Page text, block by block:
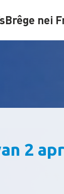
Brêge nei
2